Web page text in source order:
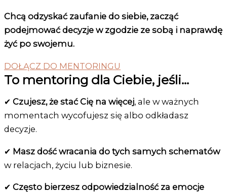
Chcą odzyskać zaufanie do siebie, zacząć
podejmować decyzje w zgodzie ze sobą i naprawdę
żyć po swojemu.
DOŁĄCZ DO MENTORINGU
To mentoring dla Ciebie, jeśli...
✔ Czujesz, że stać Cię na więcej, ale w ważnych
momentach wycofujesz się albo odkładasz
decyzje.
✔ Masz dość wracania do tych samych schematów
w relacjach, życiu lub biznesie.
✔ Często bierzesz odpowiedzialność za emocje